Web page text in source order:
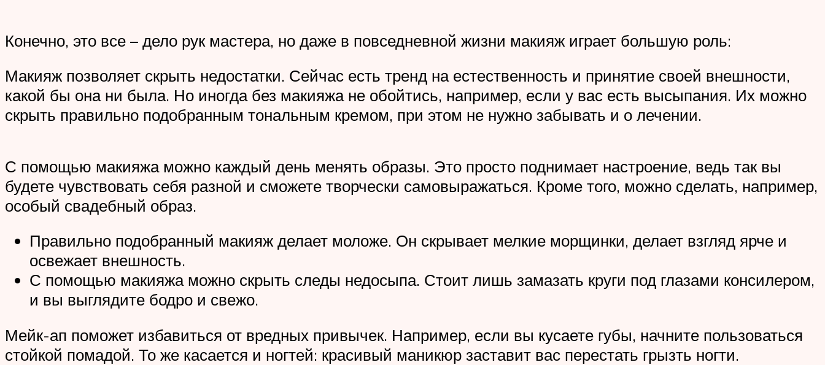
Конечно, это все – дело рук мастера, но даже в повседневной жизни макияж играет большую роль:
Макияж позволяет скрыть недостатки. Сейчас есть тренд на естественность и принятие своей внешности,
какой бы она ни была. Но иногда без макияжа не обойтись, например, если у вас есть высыпания. Их можно
скрыть правильно подобранным тональным кремом, при этом не нужно забывать и о лечении.
С помощью макияжа можно каждый день менять образы. Это просто поднимает настроение, ведь так вы
будете чувствовать себя разной и сможете творчески самовыражаться. Кроме того, можно сделать, например,
особый свадебный образ.
Правильно подобранный макияж делает моложе. Он скрывает мелкие морщинки, делает взгляд ярче и
освежает внешность.
С помощью макияжа можно скрыть следы недосыпа. Стоит лишь замазать круги под глазами консилером,
и вы выглядите бодро и свежо.
Мейк-ап поможет избавиться от вредных привычек. Например, если вы кусаете губы, начните пользоваться
стойкой помадой. То же касается и ногтей: красивый маникюр заставит вас перестать грызть ногти.